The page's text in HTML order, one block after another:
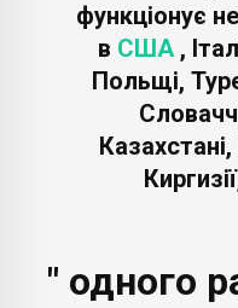
функціонує
в США ,
Польщі,
Казахстані,
" одного